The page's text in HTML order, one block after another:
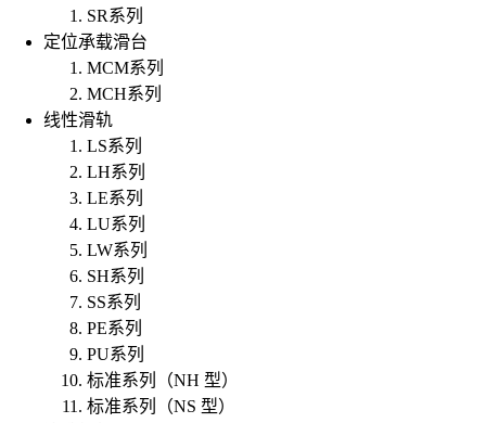
SR系列
定位承载滑台
MCM系列
MCH系列
线性滑轨
LS系列
LH系列
LE系列
LU系列
LW系列
SH系列
SS系列
PE系列
PU系列
标准系列（NH 型）
标准系列（NS 型）